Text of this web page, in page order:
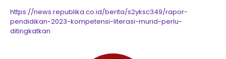
https://news.republika.co.id/berita/s2yksc349/rapor-
pendidikan-2023-kompetensi-literasi-murid-perlu-
ditingkatkan